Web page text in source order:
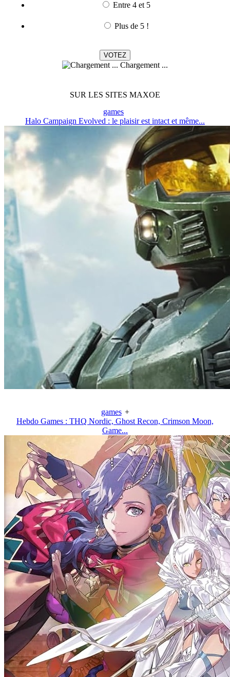
Entre 4 et 5
Plus de 5 !
Chargement ...
SUR LES SITES MAXOE
games
Halo Campaign Evolved : le plaisir est intact et même...
games +
Hebdo Games : THQ Nordic, Ghost Recon, Crimson Moon,
Game...